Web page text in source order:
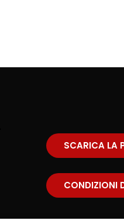
SCARICA LA
CONDIZIONI